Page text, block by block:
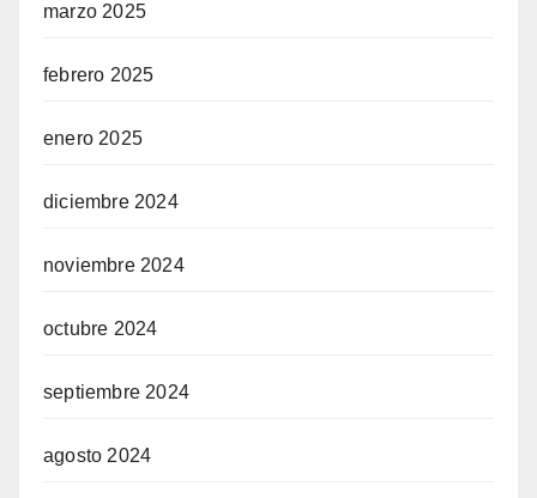
marzo 2025
febrero 2025
enero 2025
diciembre 2024
noviembre 2024
octubre 2024
septiembre 2024
agosto 2024